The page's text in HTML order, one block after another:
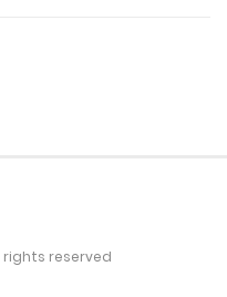
rights reserved